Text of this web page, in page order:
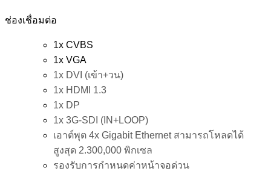
ช่องเชื่อมต่อ
1x CVBS
1x VGA
1x DVI (เข้า+วน)
1x HDMI 1.3
1x DP
1x 3G-SDI (IN+LOOP)
เอาต์พุต 4x Gigabit Ethernet สามารถโหลดได้
สูงสุด 2.300,000 พิกเซล
รองรับการกำหนดค่าหน้าจอด่วน